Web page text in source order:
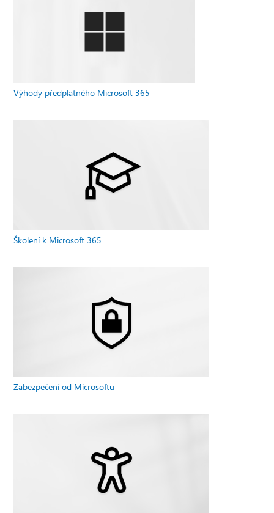
Výhody předplatného Microsoft 365
Školení k Microsoft 365
Zabezpečení od Microsoftu